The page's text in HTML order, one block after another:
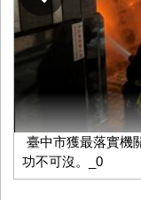
臺中市獲最落實機
功不可沒。_0